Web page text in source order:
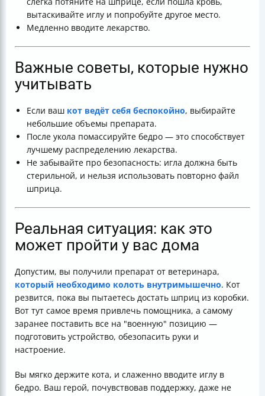
вытаскивайте иглу и попробуйте другое место.
Медленно вводите лекарство.
Важные советы, которые нужно
учитывать
Если ваш кот ведёт себя беспокойно, выбирайте
небольшие объемы препарата.
После укола помассируйте бедро — это способствует
лучшему распределению лекарства.
Не забывайте про безопасность: игла должна быть
стерильной, и нельзя использовать повторно файл
шприца.
Реальная ситуация: как это
может пройти у вас дома
Допустим, вы получили препарат от ветеринара,
который необходимо колоть внутримышечно. Кот
резвится, пока вы пытаетесь достать шприц из коробки.
Вот тут самое время привлечь помощника, а самому
заранее поставить все на "военную" позицию —
подготовить устройство, обезопасить руки и
настроение.
Вы мягко держите кота, и слаженно вводите иглу в
бедро. Ваш герой, почувствовав поддержку, даже не